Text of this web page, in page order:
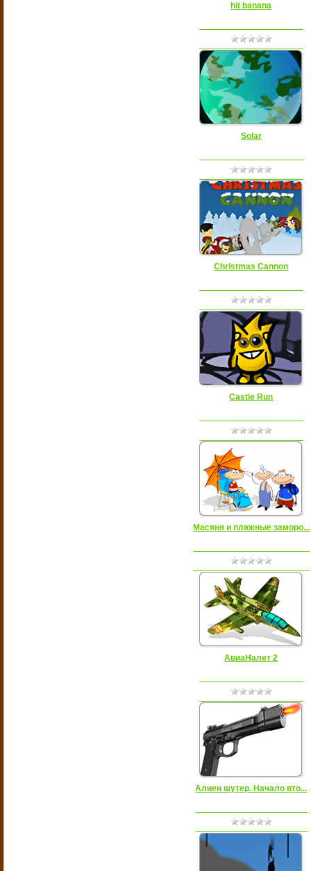
hit banana
Solar
Christmas Cannon
Castle Run
Масяня и пляжные заморо...
АвиаНалет 2
Алиен шутер. Начало вто...